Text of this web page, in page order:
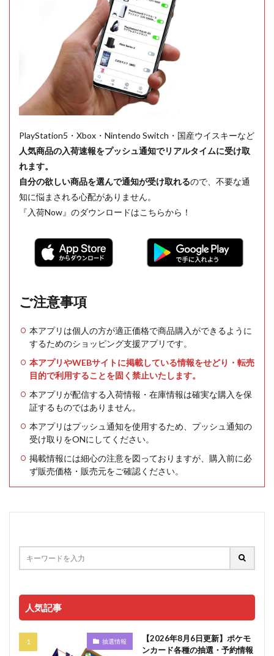
PlayStation5・Xbox・Nintendo Switch・国産ウイスキーなど
人気商品の入荷速報をプッシュ通知でリアルタイムに受け取
れます。
自分の欲しい商品を選んで通知が受け取れるので、不要な通
知に悩まされる心配がありません。
『入荷Now』のダウンロードはこちらから！
ご注意事項
本アプリは個人の方が適正価格で商品購入ができるように
するためのショッピング支援アプリです。
本アプリやWEBサイトに掲載している情報をせどり・転売
目的で利用することを固く禁止いたします。
本アプリが配信する入荷情報・在庫情報は確実な購入を保
証するものではありません。
本アプリはプッシュ通知を使用するため、プッシュ通知の
受け取りをONにしてください。
掲載情報には細心の注意を図っておりますが、購入前に必
ず販売価格・販売元をご確認ください。
人気記事
抽選情報
【2026年8月6日更新】ポケモ
ンカード各種の抽選・予約情報